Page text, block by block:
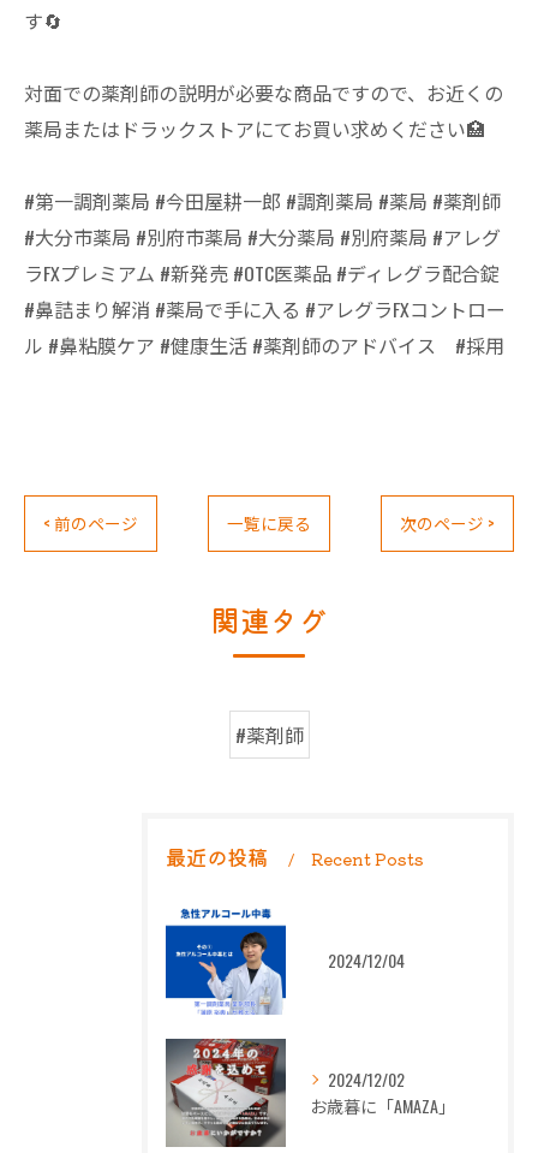
す🔄
対面での薬剤師の説明が必要な商品ですので、お近くの
薬局またはドラックストアにてお買い求めください🏥
#第一調剤薬局 #今田屋耕一郎 #調剤薬局 #薬局 #薬剤師
#大分市薬局 #別府市薬局 #大分薬局 #別府薬局 #アレグ
ラFXプレミアム #新発売 #OTC医薬品 #ディレグラ配合錠
#鼻詰まり解消 #薬局で手に入る #アレグラFXコントロー
ル #鼻粘膜ケア #健康生活 #薬剤師のアドバイス #採用
< 前のページ 一覧に戻る 次のページ >
関連タグ
#薬剤師
最近の投稿 Recent Posts
2024/12/04
2024/12/02
お歳暮に「AMAZA」